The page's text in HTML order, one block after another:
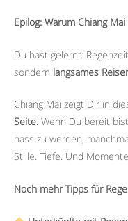
Epilog: Warum Chiang
Du hast gelernt:
sondern langsames
Chiang Mai zeigt Dir in
Seite. Wenn Du bereit
nass zu werden,
Stille. Tiefe. Und
Noch mehr Tipps für